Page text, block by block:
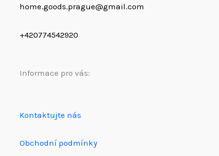
home.goods.prague@gmail.com
+420774542920
Informace pro vás:
Kontaktujte nás
Obchodní podmínky